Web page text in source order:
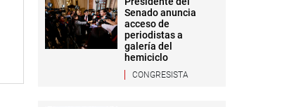
Senado anuncia
acceso de
periodistas a
galería del
hemiciclo
CONGRESISTA